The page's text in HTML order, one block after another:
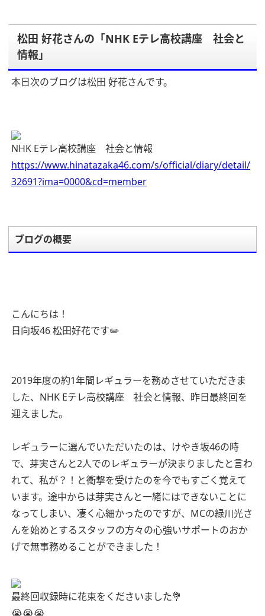
松田 好花さんの「NHK Eテレ高校講座 社会と
情報」
本日次のブログは松田 好花さんです。
NHK Eテレ高校講座 社会と情報
https://www.hinatazaka46.com/s/official/diary/detail/
32691?ima=0000&cd=member
ブログの概要
こんにちは！
日向坂46 松田好花です✏️
2019年度の約1年間レギュラーを務めさせていただきま
した、NHK Eテレ高校講座 社会と情報、昨日最終回を
迎えました。
レギュラーに選んでいただいたのは、けやき坂46の時
で、芽実さんと2人でのレギュラーが決まりましたと言わ
れて、私が？！と衝撃を受けたのを今でもすごく覚えて
います。途中からは芽実さんと一緒にはできないことに
なってしまい、凄く心細かったのですが、MCの緑川光さ
んを始めとするスタッフの方々の心強いサポートのおか
げで無事務めることができました！
最終回収録時に花束をくださいました💐
😭😭😭